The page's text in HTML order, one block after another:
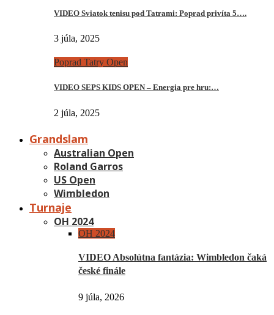
VIDEO Sviatok tenisu pod Tatrami: Poprad privíta 5….
3 júla, 2025
Poprad Tatry Open
VIDEO SEPS KIDS OPEN – Energia pre hru:…
2 júla, 2025
Grandslam
Australian Open
Roland Garros
US Open
Wimbledon
Turnaje
OH 2024
OH 2024
VIDEO Absolútna fantázia: Wimbledon čaká
české finále
9 júla, 2026